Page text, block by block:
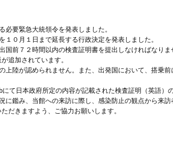
要緊急大統領令を発表しました。
０月１日まで延長する行政決定を発表しました。
前７２時間以内の検査証明書を提出しなければなりま
追加されています。
上陸が認められません。また、出発国において、搭乗
て日本政府所定の内容が記載された検査証明（英語）
に鑑み、当館への来訪に際し、感染防止の観点から来
だきますよう、ご協力お願いします。